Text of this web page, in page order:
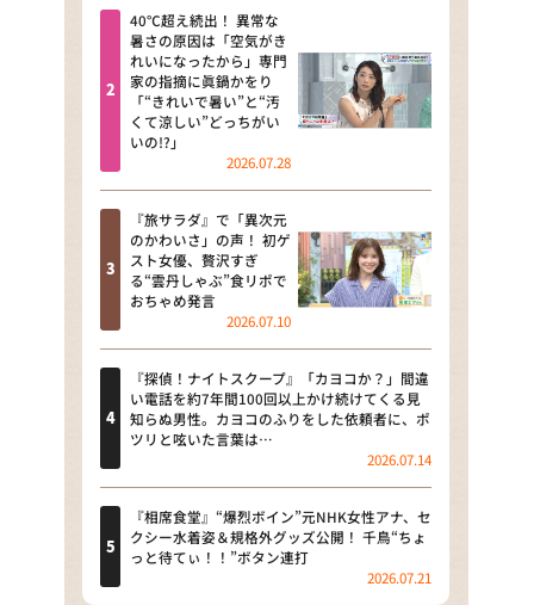
news おかえり
河合＆A.B.C-Z塚田×福井アナ
「なんでやねん！？」（news お
かえり）
DAIGOも台所 ～きょうの献立 何
にする？～
本日はダイアンなり！シーズン２
朝だ！生です旅サラダ
教えて！ニュースライブ 正義の
ミカタ
ＬＩＦＥ～夢のカタチ～
新婚さんいらっしゃい！
ポツンと一軒家
ザキ山小屋本館
40℃超え続出！ 異常な
暑さの原因は「空気がき
れいになったから」専門
家の指摘に眞鍋かをり
「“きれいで暑い”と“汚
くて涼しい”どっちがい
いの!?」
2026.07.28
『旅サラダ』で「異次元
のかわいさ」の声！ 初ゲ
スト女優、贅沢すぎ
る“雲丹しゃぶ”食リポで
おちゃめ発言
2026.07.10
『探偵！ナイトスクープ』「カヨコか？」間違
い電話を約7年間100回以上かけ続けてくる見
知らぬ男性。カヨコのふりをした依頼者に、ポ
ツリと呟いた言葉は…
2026.07.14
『相席食堂』“爆烈ボイン”元NHK女性アナ、セ
クシー水着姿＆規格外グッズ公開！ 千鳥“ちょ
っと待てぃ！！”ボタン連打
2026.07.21